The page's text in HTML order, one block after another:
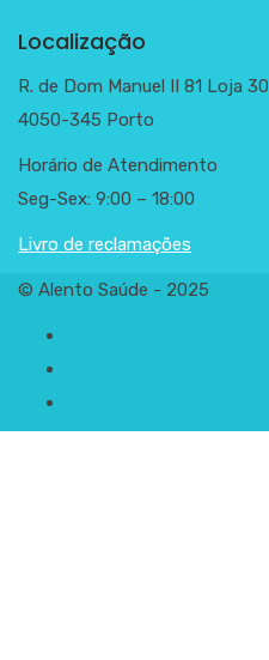
Localização
R. de Dom Manuel II 81 Loja 30
4050-345 Porto
Horário de Atendimento
Seg-Sex: 9:00 – 18:00
Livro de reclamações
© Alento Saúde - 2025